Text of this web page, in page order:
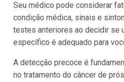
Seu médico pode considerar
condição médica, sinais e
testes anteriores ao decidir se
específico é adequado para
A detecção precoce é
no tratamento do câncer de